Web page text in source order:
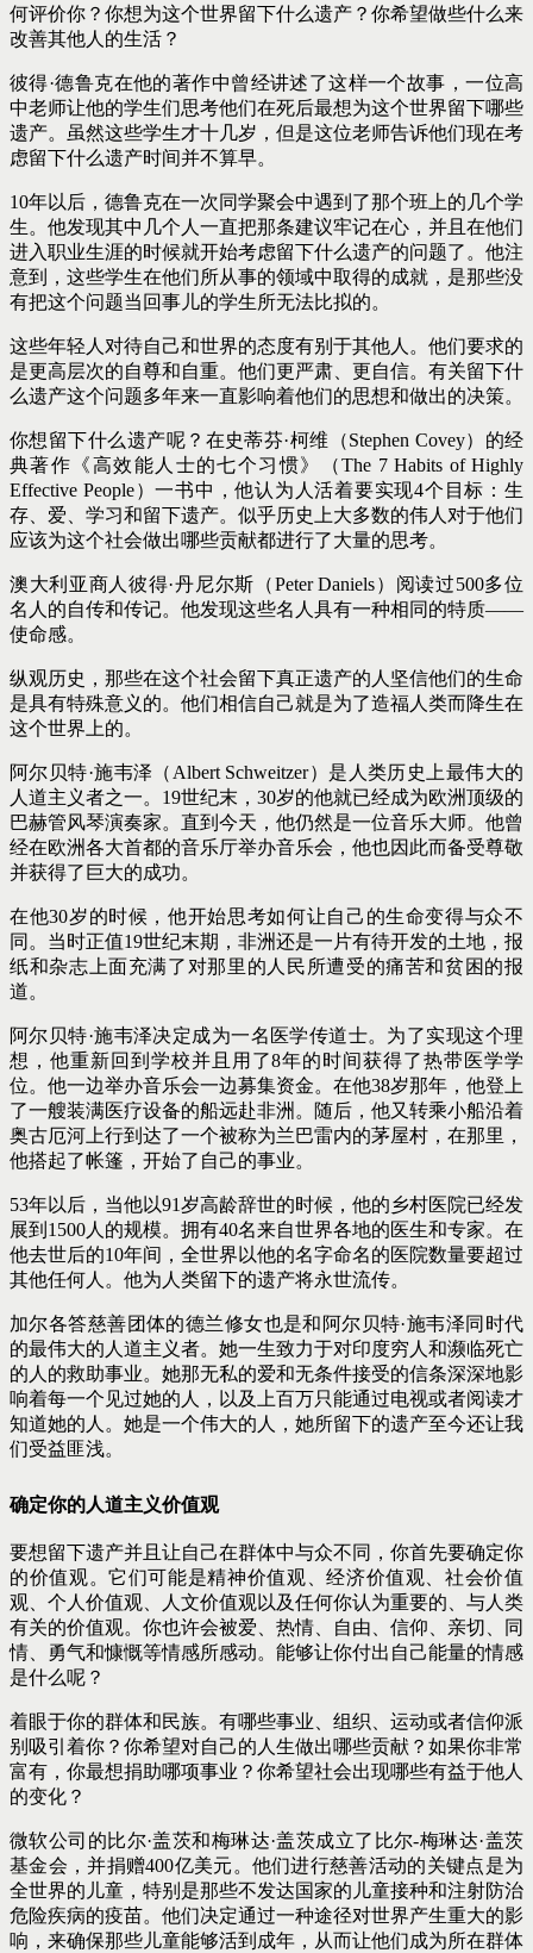
何评价你？你想为这个世界留下什么遗产？你希望做些什么来
改善其他人的生活？
彼得·德鲁克在他的著作中曾经讲述了这样一个故事，一位高
中老师让他的学生们思考他们在死后最想为这个世界留下哪些
遗产。虽然这些学生才十几岁，但是这位老师告诉他们现在考
虑留下什么遗产时间并不算早。
10年以后，德鲁克在一次同学聚会中遇到了那个班上的几个学
生。他发现其中几个人一直把那条建议牢记在心，并且在他们
进入职业生涯的时候就开始考虑留下什么遗产的问题了。他注
意到，这些学生在他们所从事的领域中取得的成就，是那些没
有把这个问题当回事儿的学生所无法比拟的。
这些年轻人对待自己和世界的态度有别于其他人。他们要求的
是更高层次的自尊和自重。他们更严肃、更自信。有关留下什
么遗产这个问题多年来一直影响着他们的思想和做出的决策。
你想留下什么遗产呢？在史蒂芬·柯维（Stephen Covey）的经
典著作《高效能人士的七个习惯》（The 7 Habits of Highly
Effective People）一书中，他认为人活着要实现4个目标：生
存、爱、学习和留下遗产。似乎历史上大多数的伟人对于他们
应该为这个社会做出哪些贡献都进行了大量的思考。
澳大利亚商人彼得·丹尼尔斯（Peter Daniels）阅读过500多位
名人的自传和传记。他发现这些名人具有一种相同的特质——
使命感。
纵观历史，那些在这个社会留下真正遗产的人坚信他们的生命
是具有特殊意义的。他们相信自己就是为了造福人类而降生在
这个世界上的。
阿尔贝特·施韦泽（Albert Schweitzer）是人类历史上最伟大的
人道主义者之一。19世纪末，30岁的他就已经成为欧洲顶级的
巴赫管风琴演奏家。直到今天，他仍然是一位音乐大师。他曾
经在欧洲各大首都的音乐厅举办音乐会，他也因此而备受尊敬
并获得了巨大的成功。
在他30岁的时候，他开始思考如何让自己的生命变得与众不
同。当时正值19世纪末期，非洲还是一片有待开发的土地，报
纸和杂志上面充满了对那里的人民所遭受的痛苦和贫困的报
道。
阿尔贝特·施韦泽决定成为一名医学传道士。为了实现这个理
想，他重新回到学校并且用了8年的时间获得了热带医学学
位。他一边举办音乐会一边募集资金。在他38岁那年，他登上
了一艘装满医疗设备的船远赴非洲。随后，他又转乘小船沿着
奥古厄河上行到达了一个被称为兰巴雷内的茅屋村，在那里，
他搭起了帐篷，开始了自己的事业。
53年以后，当他以91岁高龄辞世的时候，他的乡村医院已经发
展到1500人的规模。拥有40名来自世界各地的医生和专家。在
他去世后的10年间，全世界以他的名字命名的医院数量要超过
其他任何人。他为人类留下的遗产将永世流传。
加尔各答慈善团体的德兰修女也是和阿尔贝特·施韦泽同时代
的最伟大的人道主义者。她一生致力于对印度穷人和濒临死亡
的人的救助事业。她那无私的爱和无条件接受的信条深深地影
响着每一个见过她的人，以及上百万只能通过电视或者阅读才
知道她的人。她是一个伟大的人，她所留下的遗产至今还让我
们受益匪浅。
确定你的人道主义价值观
要想留下遗产并且让自己在群体中与众不同，你首先要确定你
的价值观。它们可能是精神价值观、经济价值观、社会价值
观、个人价值观、人文价值观以及任何你认为重要的、与人类
有关的价值观。你也许会被爱、热情、自由、信仰、亲切、同
情、勇气和慷慨等情感所感动。能够让你付出自己能量的情感
是什么呢？
着眼于你的群体和民族。有哪些事业、组织、运动或者信仰派
别吸引着你？你希望对自己的人生做出哪些贡献？如果你非常
富有，你最想捐助哪项事业？你希望社会出现哪些有益于他人
的变化？
微软公司的比尔·盖茨和梅琳达·盖茨成立了比尔-梅琳达·盖茨
基金会，并捐赠400亿美元。他们进行慈善活动的关键点是为
全世界的儿童，特别是那些不发达国家的儿童接种和注射防治
危险疾病的疫苗。他们决定通过一种途径对世界产生重大的影
响，来确保那些儿童能够活到成年，从而让他们成为所在群体